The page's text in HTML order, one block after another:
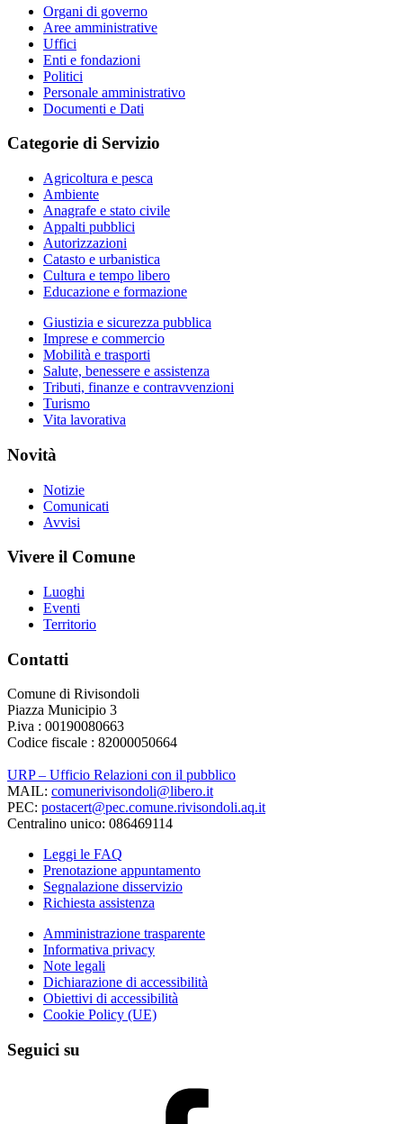
Organi di governo
Aree amministrative
Uffici
Enti e fondazioni
Politici
Personale amministrativo
Documenti e Dati
Categorie di Servizio
Agricoltura e pesca
Ambiente
Anagrafe e stato civile
Appalti pubblici
Autorizzazioni
Catasto e urbanistica
Cultura e tempo libero
Educazione e formazione
Giustizia e sicurezza pubblica
Imprese e commercio
Mobilità e trasporti
Salute, benessere e assistenza
Tributi, finanze e contravvenzioni
Turismo
Vita lavorativa
Novità
Notizie
Comunicati
Avvisi
Vivere il Comune
Luoghi
Eventi
Territorio
Contatti
Comune di Rivisondoli
Piazza Municipio 3
P.iva : 00190080663
Codice fiscale : 82000050664
URP – Ufficio Relazioni con il pubblico
MAIL: comunerivisondoli@libero.it
PEC: postacert@pec.comune.rivisondoli.aq.it
Centralino unico: 086469114
Leggi le FAQ
Prenotazione appuntamento
Segnalazione disservizio
Richiesta assistenza
Amministrazione trasparente
Informativa privacy
Note legali
Dichiarazione di accessibilità
Obiettivi di accessibilità
Cookie Policy (UE)
Seguici su